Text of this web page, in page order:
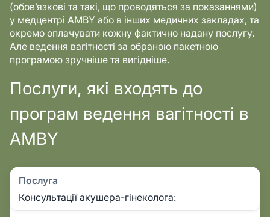
(обов’язкові та такі, що проводяться за показаннями)
у медцентрі AMBY або в інших медичних закладах, та
окремо оплачувати кожну фактично надану послугу.
Але ведення вагітності за обраною пакетною
програмою зручніше та вигідніше.
Послуги, які входять до
програм ведення вагітності в
AMBY
Послуга
Консультації акушера-гінеколога: